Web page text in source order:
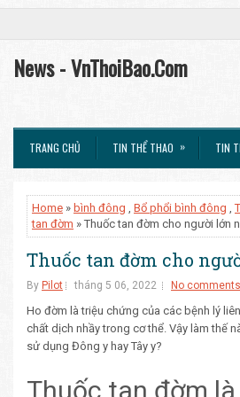
News - VnThoiBao.Com
TRANG CHỦ TIN THỂ THAO » TIN
Home » bình đông , Bổ phổi bình đông ,
tan đờm » Thuốc tan đờm cho người lớn
Thuốc tan đờm cho
By Pilot tháng 5 06, 2022 No comments
Ho đờm là triệu chứng của các bệnh lý
chất dịch nhầy trong cơ thể. Vậy làm thế
sử dụng Đông y hay Tây y?
Thuốc tan đờm